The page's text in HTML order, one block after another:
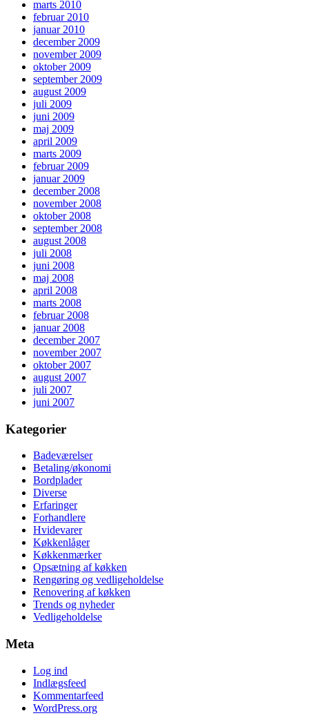
marts 2010
februar 2010
januar 2010
december 2009
november 2009
oktober 2009
september 2009
august 2009
juli 2009
juni 2009
maj 2009
april 2009
marts 2009
februar 2009
januar 2009
december 2008
november 2008
oktober 2008
september 2008
august 2008
juli 2008
juni 2008
maj 2008
april 2008
marts 2008
februar 2008
januar 2008
december 2007
november 2007
oktober 2007
august 2007
juli 2007
juni 2007
Kategorier
Badeværelser
Betaling/økonomi
Bordplader
Diverse
Erfaringer
Forhandlere
Hvidevarer
Køkkenlåger
Køkkenmærker
Opsætning af køkken
Rengøring og vedligeholdelse
Renovering af køkken
Trends og nyheder
Vedligeholdelse
Meta
Log ind
Indlægsfeed
Kommentarfeed
WordPress.org